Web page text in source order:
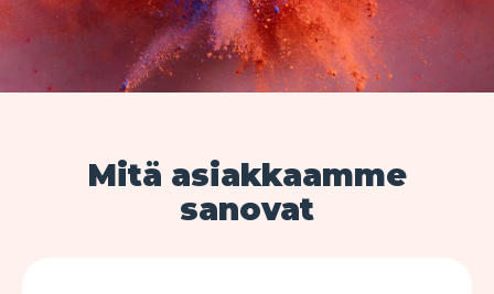
Mitä asiakkaamme
sanovat